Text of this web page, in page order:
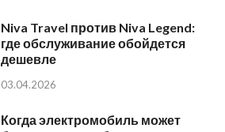
Niva Travel против Niva Legend:
где обслуживание обойдется
дешевле
03.04.2026
Когда электромобиль может